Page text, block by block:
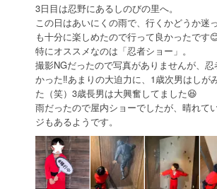
3日目は忍野にあるしのびの里へ。
この日はあいにくの雨で、行くかどうか迷
も十分に楽しめたので行って良かったです
特にオススメなのは「忍者ショー」。
撮影NGだったので写真がありませんが、
かった‼️あまりの大迫力に、1歳次男はしが
た（笑）3歳長男は大興奮してました😆
雨だったので屋内ショーでしたが、晴れて
ジもあるようです。